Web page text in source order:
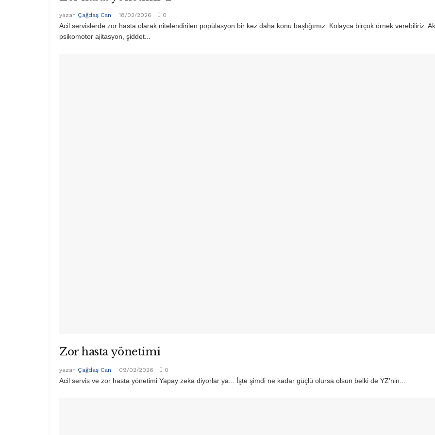
yazan Çağdaş Can 18/02/2026 0
Acil servislerde zor hasta olarak nitelendirilen popülasyon bir kez daha konu başlığımız. Kolayca birçok örnek verebiliriz.
psikomotor ajitasyon, şiddet...
Zor hasta yönetimi
yazan Çağdaş Can 09/02/2026 0
Acil servis ve zor hasta yönetimi Yapay zeka diyorlar ya... İşte şimdi ne kadar güçlü olursa olsun belki de YZ'nin...